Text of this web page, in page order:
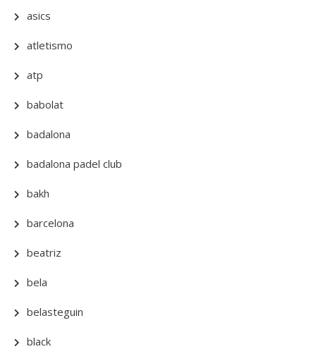
asics
atletismo
atp
babolat
badalona
badalona padel club
bakh
barcelona
beatriz
bela
belasteguin
black